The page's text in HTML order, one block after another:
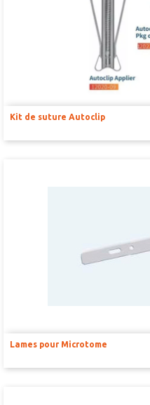
Kit de suture Autoclip
Lames pour Microtome